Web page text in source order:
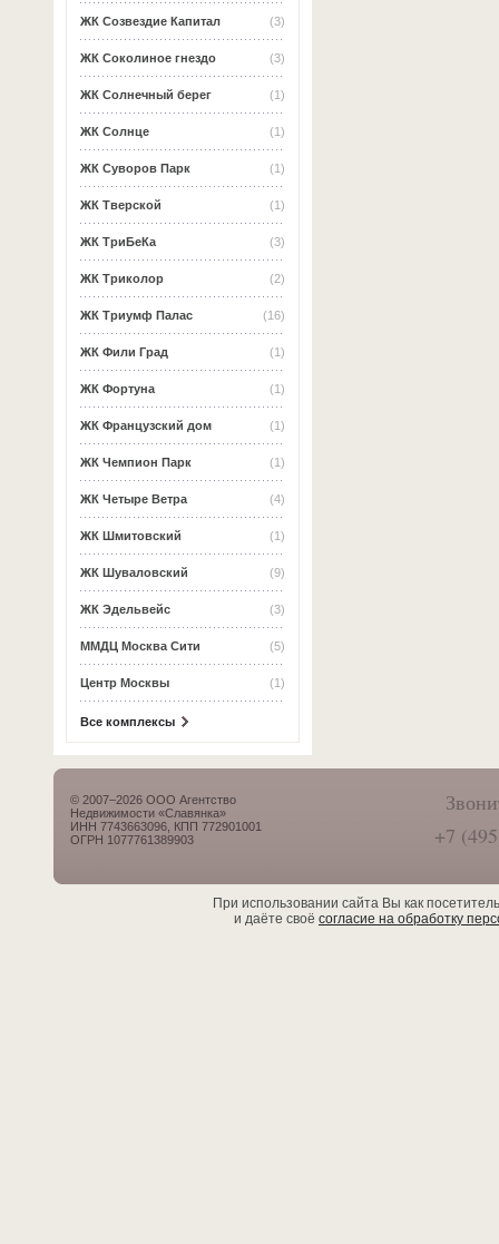
(3)
ЖК Созвездие Капитал
(3)
ЖК Соколиное гнездо
(1)
ЖК Солнечный берег
(1)
ЖК Солнце
(1)
ЖК Суворов Парк
(1)
ЖК Тверской
(3)
ЖК ТриБеКа
(2)
ЖК Триколор
(16)
ЖК Триумф Палас
(1)
ЖК Фили Град
(1)
ЖК Фортуна
(1)
ЖК Французский дом
(1)
ЖК Чемпион Парк
(4)
ЖК Четыре Ветра
(1)
ЖК Шмитовский
(9)
ЖК Шуваловский
(3)
ЖК Эдельвейс
(5)
ММДЦ Москва Сити
(1)
Центр Москвы
Все комплексы
© 2007–2026 ООО Агентство
Недвижимости «Славянка»
ИНН 7743663096, КПП 772901001
ОГРН 1077761389903
+7
При использовании сайта Вы как
и даёте своё согласие на обработку